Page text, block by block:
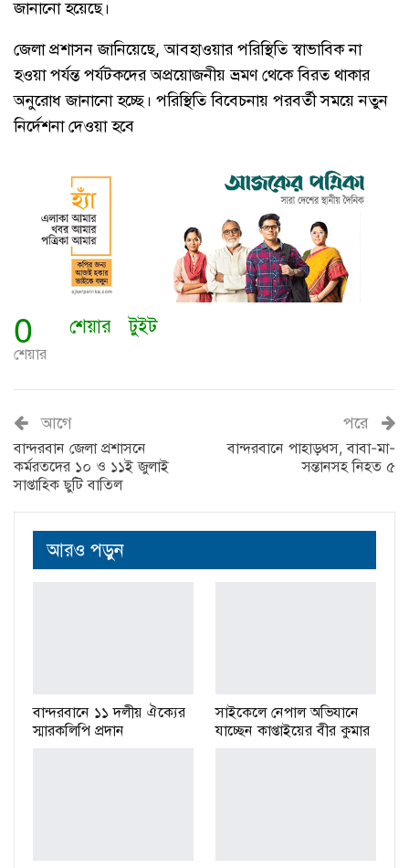
জানানো হয়েছে।
জেলা প্রশাসন জানিয়েছে, আবহাওয়ার পরিস্থিতি স্বাভাবিক না
হওয়া পর্যন্ত পর্যটকদের অপ্রয়োজনীয় ভ্রমণ থেকে বিরত থাকার
অনুরোধ জানানো হচ্ছে। পরিস্থিতি বিবেচনায় পরবর্তী সময়ে নতুন
নির্দেশনা দেওয়া হবে
0
শেয়ার
শেয়ার টুইট
আগে
বান্দরবান জেলা প্রশাসনে
কর্মরতদের ১০ ও ১১ই জুলাই
সাপ্তাহিক ছুটি বাতিল
পরে
বান্দরবানে পাহাড়ধস, বাবা-মা-
সন্তানসহ নিহত ৫
আরও পড়ুন
বান্দরবানে ১১ দলীয় ঐক্যের
স্মারকলিপি প্রদান
সাইকেলে নেপাল অভিযানে
যাচ্ছেন কাপ্তাইয়ের বীর কুমার